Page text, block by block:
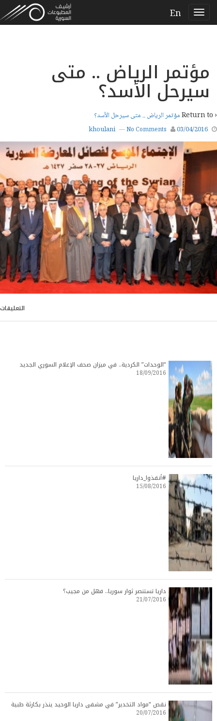
En
مؤتمر الرياض .. متى
سيرحل الأسد؟
‹ Return to مؤتمر الرياض .. متى سيرحل الأسد؟
03/04/2016
khoulani —No Comments
التعليقات
“الوحدات” الكردية.. في ميزان صحف الإعلام السوري الجديد
18/09/2016
#أنقذوا_داريا
15/08/2016
داريا تستنصر ثوار سوريا.. فهل من مجيب؟
21/07/2016
نقص “مواد التخدير” في مشفى داريا الوحيد ينذر بكارثة طبية
20/07/2016